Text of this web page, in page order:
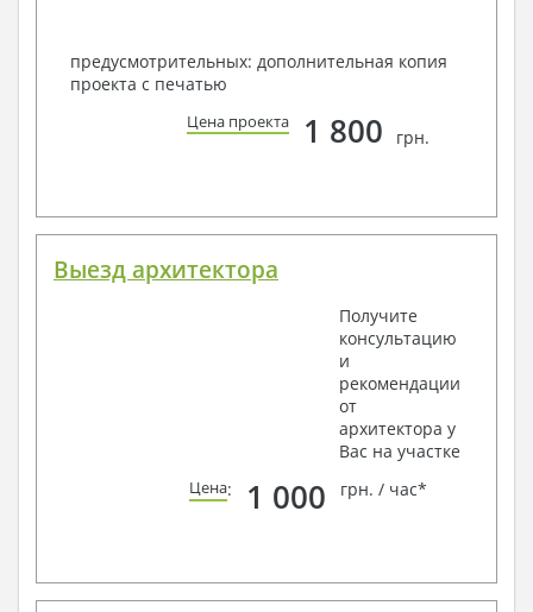
предусмотрительных: дополнительная копия
проекта с печатью
Цена проекта 1 800 грн.
Выезд архитектора
Получите
консультацию
и
рекомендации
от
архитектора у
Вас на участке
Цена: 1 000 грн. / час*